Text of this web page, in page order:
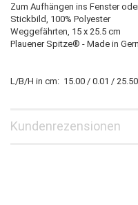
Zum Aufhängen ins Fenster
Stickbild, 100% Polyester
Weggefährten, 15 x 25.5 cm
Plauener Spitze® - Made in
L/B/H in cm: 15.00 / 0.01 / 25.50
Kundenrezensionen